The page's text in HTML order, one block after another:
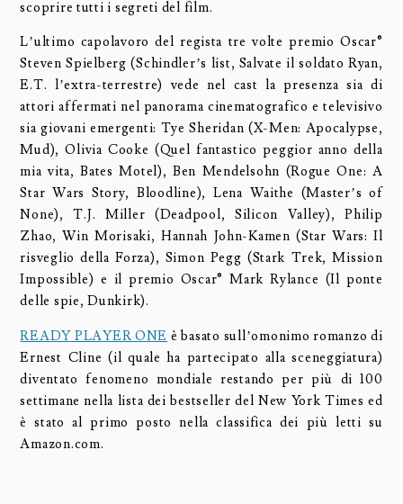
scoprire tutti i segreti del film.
L’ultimo capolavoro del regista tre volte premio Oscar®
Steven Spielberg (Schindler’s list, Salvate il soldato Ryan,
E.T. l’extra-terrestre) vede nel cast la presenza sia di
attori affermati nel panorama cinematografico e televisivo
sia giovani emergenti: Tye Sheridan (X-Men: Apocalypse,
Mud), Olivia Cooke (Quel fantastico peggior anno della
mia vita, Bates Motel), Ben Mendelsohn (Rogue One: A
Star Wars Story, Bloodline), Lena Waithe (Master’s of
None), T.J. Miller (Deadpool, Silicon Valley), Philip
Zhao, Win Morisaki, Hannah John-Kamen (Star Wars: Il
risveglio della Forza), Simon Pegg (Stark Trek, Mission
Impossible) e il premio Oscar® Mark Rylance (Il ponte
delle spie, Dunkirk).
READY PLAYER ONE è basato sull’omonimo romanzo di
Ernest Cline (il quale ha partecipato alla sceneggiatura)
diventato fenomeno mondiale restando per più di 100
settimane nella lista dei bestseller del New York Times ed
è stato al primo posto nella classifica dei più letti su
Amazon.com.